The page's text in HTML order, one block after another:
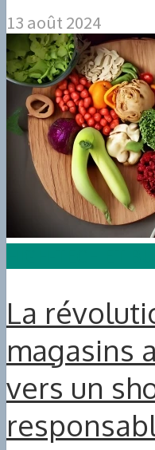
13 août 2024
La
magasins
vers un